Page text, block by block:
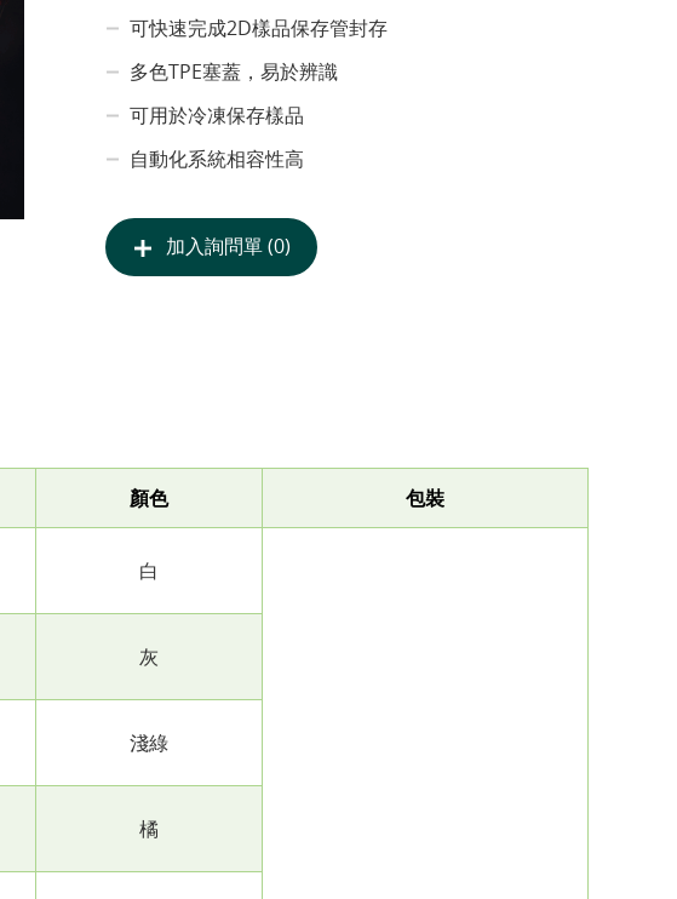
可快速完成2D樣品保存管封存
多色TPE塞蓋，易於辨識
可用於冷凍保存樣品
自動化系統相容性高
加入詢問單 (0)
顏色 包裝
白
灰
淺綠
橘